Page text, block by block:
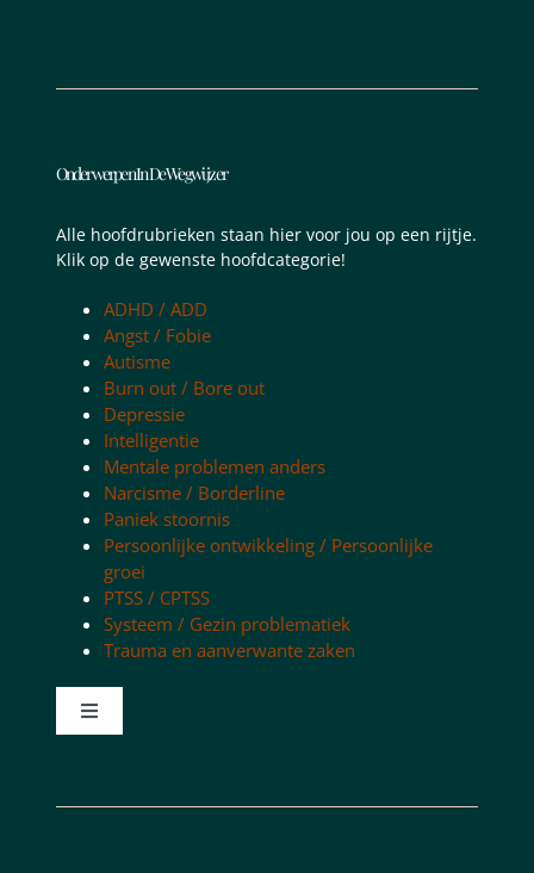
Onderwerpen In De Wegwijzer
Alle hoofdrubrieken staan hier voor jou op een rijtje.
Klik op de gewenste hoofdcategorie!
ADHD / ADD
Angst / Fobie
Autisme
Burn out / Bore out
Depressie
Intelligentie
Mentale problemen anders
Narcisme / Borderline
Paniek stoornis
Persoonlijke ontwikkeling / Persoonlijke
groei
PTSS / CPTSS
Systeem / Gezin problematiek
Trauma en aanverwante zaken
Toggle